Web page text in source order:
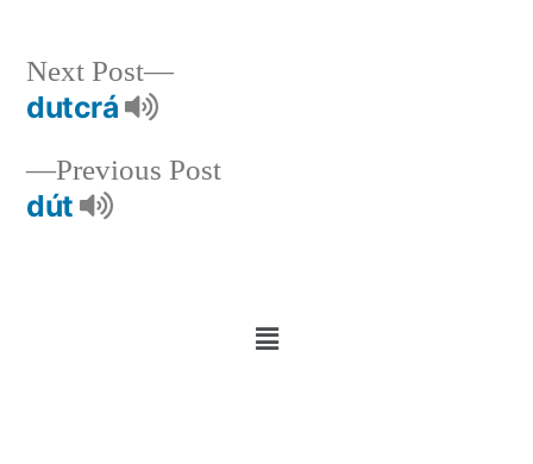
Previous Post
dút
Next Post
dutcrá